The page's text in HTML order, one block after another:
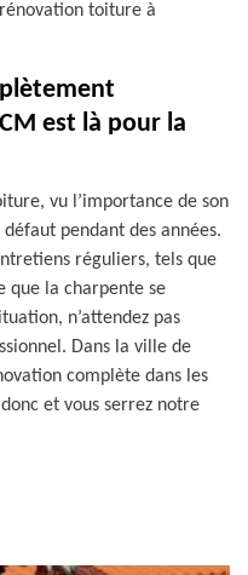
toiture à
est là pour la
vu l’importance de son
pendant des années.
réguliers, tels que
que la charpente se
n’attendez pas
Dans la ville de
complète dans les
et vous serrez notre